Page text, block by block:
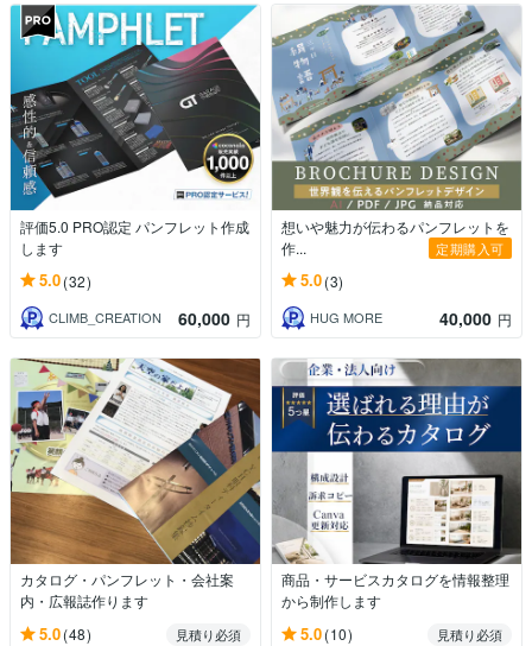
評価5.0 PRO認定 パンフレット作成
します
5.0(32)
CLIMB_CREATION 60,000 円
想いや魅力が伝わるパンフレットを
作...
定期購入可
5.0(3)
HUG MORE 40,000 円
カタログ・パンフレット・会社案
内・広報誌作ります
5.0(48)
見積り必須
商品・サービスカタログを情報整理
から制作します
5.0(10)
見積り必須